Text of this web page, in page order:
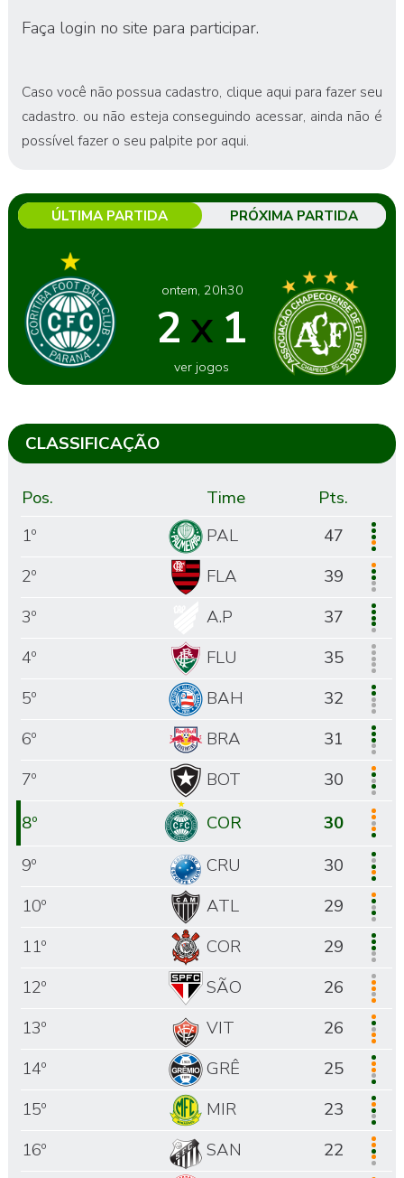
Faça login no site para participar.
Caso você não possua cadastro, clique aqui para fazer seu
cadastro. ou não esteja conseguindo acessar, ainda não é
possível fazer o seu palpite por aqui.
ÚLTIMA PARTIDA PRÓXIMA PARTIDA
ontem, 20h30
2 X 1
ver jogos
CLASSIFICAÇÃO
Pos. Time
Pts.
1º
PAL
47
2º
FLA
39
3º
A.P
37
4º
FLU
35
5º
BAH
32
6º
BRA
31
7º
BOT
30
8º
COR
30
9º
CRU
30
10º
ATL
29
11º
COR
29
12º
SÃO
26
13º
VIT
26
14º
GRÊ
25
15º
MIR
23
16º
SAN
22